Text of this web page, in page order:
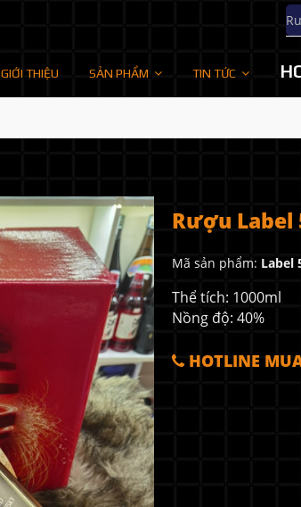
GIỚI THIỆU SẢN PHẨM TIN TỨC
Rượu Label
Mã sản phẩm: Label
Thể tích: 1000ml
Nồng độ: 40%
HOTLINE